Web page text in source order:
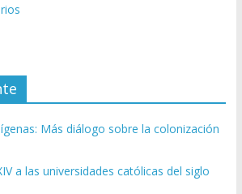
Más diálogo sobre la colonización
a las universidades católicas del siglo